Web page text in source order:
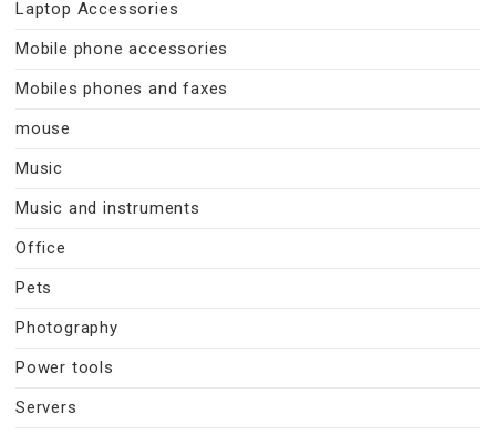
Laptop Accessories
Mobile phone accessories
Mobiles phones and faxes
mouse
Music
Music and instruments
Office
Pets
Photography
Power tools
Servers